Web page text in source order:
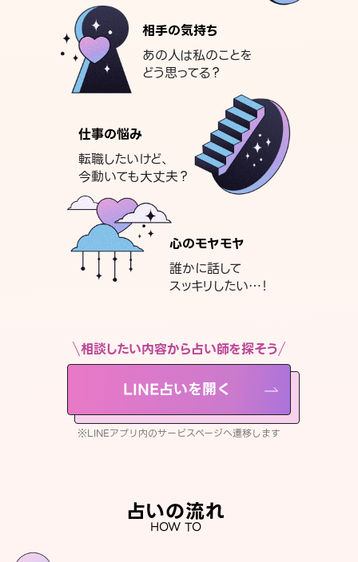
相手の気持ち
あの人は私のことを
どう思ってる？
仕事の悩み
転職したいけど、
今動いても大丈夫？
心のモヤモヤ
誰かに話して
スッキリしたい…！
相談したい内容から占い師を探そう
LINE占いを開く
※LINEアプリ内のサービスページへ遷移します
占いの流れ
HOW TO